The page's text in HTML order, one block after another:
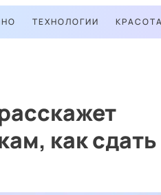
ТЕХНОЛОГИИ КРАСОТА
как